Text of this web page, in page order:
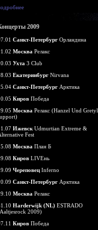
2009
Санкт-Петербург Орландина
Москва Релакс
Ухта 3 Club
Екатеринбург Nirvana
Санкт-Петербург Арктика
Киров Победа
Москва Релакс (Hanzel Und Gretyl
Ижевск Udmurtian Extreme &
Fest
Москва План Б
Киров LIVEнь
Череповец Inferno
Санкт-Петербург Арктика
Москва Релакс
Harderwijk (NL) ESTRADO
2009)
Киров Победа